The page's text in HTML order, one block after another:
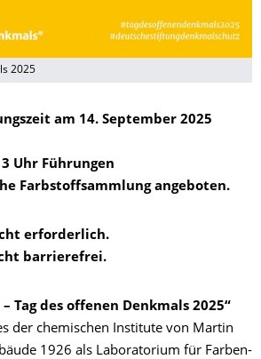
2025
am 14. September 2025
Uhr Führungen
Farbstoffsammlung angeboten.
erforderlich.
barrierefrei.
Tag des offenen Denkmals 2025“
der chemischen Institute von Martin
1926 als Laboratorium für Farben-